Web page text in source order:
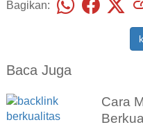
Bagikan:
Baca Juga
Cara